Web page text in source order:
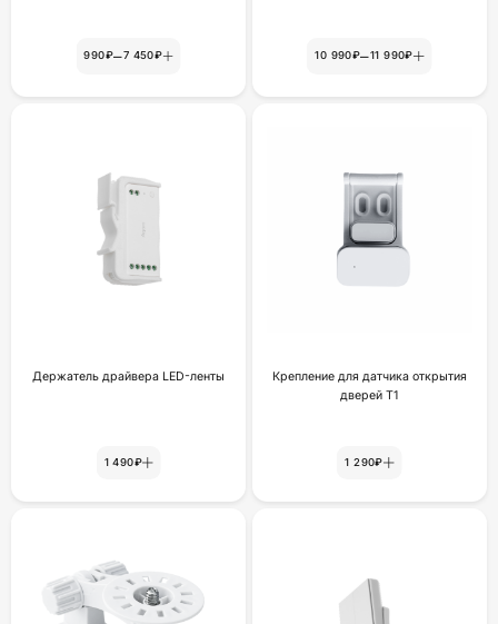
990₽–7 450₽ 10 990₽–11 990₽
Держатель драйвера LED-ленты
1 490₽
Крепление для датчика открытия
дверей Т1
1 290₽